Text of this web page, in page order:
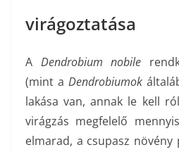
virágoztatása
A Dendrobium nobile
(mint a Dendrobiumok
lakása van, annak le kell
virágzás megfelelő
elmarad, a csupasz